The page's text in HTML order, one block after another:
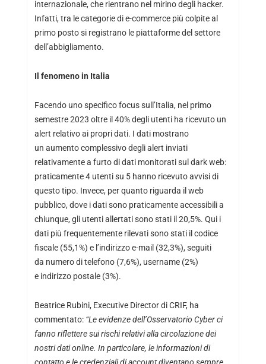
internazionale, che rientrano nel mirino degli hacker.
Infatti, tra le categorie di e-commerce più colpite al
primo posto si registrano le piattaforme del settore
dell’abbigliamento.
Il fenomeno in Italia
Facendo uno specifico focus sull’Italia, nel primo
semestre 2023 oltre il 40% degli utenti ha ricevuto un
alert relativo ai propri dati. I dati mostrano
un aumento complessivo degli alert inviati
relativamente a furto di dati monitorati sul dark web:
praticamente 4 utenti su 5 hanno ricevuto avvisi di
questo tipo. Invece, per quanto riguarda il web
pubblico, dove i dati sono praticamente accessibili a
chiunque, gli utenti allertati sono stati il 20,5%. Qui i
dati più frequentemente rilevati sono stati il codice
fiscale (55,1%) e l’indirizzo e-mail (32,3%), seguiti
da numero di telefono (7,6%), username (2%)
e indirizzo postale (3%).
Beatrice Rubini, Executive Director di CRIF, ha
commentato: “Le evidenze dell’Osservatorio Cyber ci
fanno riflettere sui rischi relativi alla circolazione dei
nostri dati online. In particolare, le informazioni di
contatto e le credenziali di account diventano sempre